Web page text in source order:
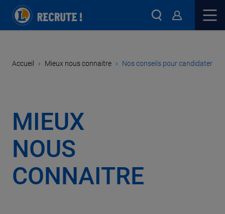
Accueil › Mieux nous connaitre › Nos conseils pour candidater
MIEUX
NOUS
CONNAITRE